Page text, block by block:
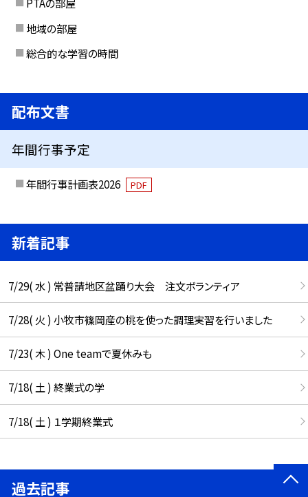
地域の部屋
総合的な学習の時間
配布文書
年間行事予定
年間行事計画表2026 PDF
新着記事
7/29( 水 ) 常普請地区盆踊り大会 注文ボランティア
7/28( 火 ) 小牧市篠岡産の桃を使った調理実習を行いました
7/23( 木 ) One teamで夏休みも
7/18( 土 ) 終業式の学
7/18( 土 ) １学期終業式
過去記事